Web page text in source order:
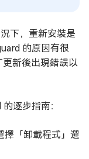
下，重新安裝是
的原因有很
新後出現錯誤以
逐步指南：
擇「卸載程式」選